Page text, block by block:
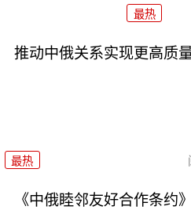
最热
推动中俄关系实现更高质
最热
《中俄睦邻友好合作条约